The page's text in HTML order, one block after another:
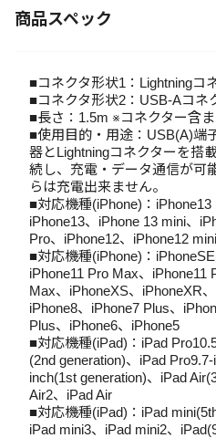
商品スペック
■コネクタ形状1：Lightningコ
■コネクタ形状2：USB-Aコネ
■長さ：1.5m ※コネクター含
■使用目的・用途：USB(A)端
器とLightningコネクターを搭
続し、充電・データ通信が可
らは充電出来ません。
■対応機種(iPhone)：iPhone13
iPhone13、iPhone 13 mini、
Pro、iPhone12、iPhone12 mini
■対応機種(iPhone)：
iPhone11 Pro Max、iPhone11
Max、iPhoneXS、iPhoneXR
iPhone8、iPhone7 Plus、
Plus、iPhone6、iPhone5
■対応機種(iPad)：iPad
(2nd generation)、iPad
inch(1st generation)、iPad
Air2、iPad Air
■対応機種(iPad)：iPad
iPad mini3、iPad mini2、